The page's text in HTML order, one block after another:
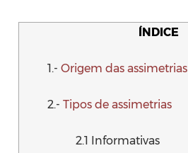
ÍNDICE
1.- Origem das assimetrias
2.- Tipos de assimetrias
2.1 Informativas